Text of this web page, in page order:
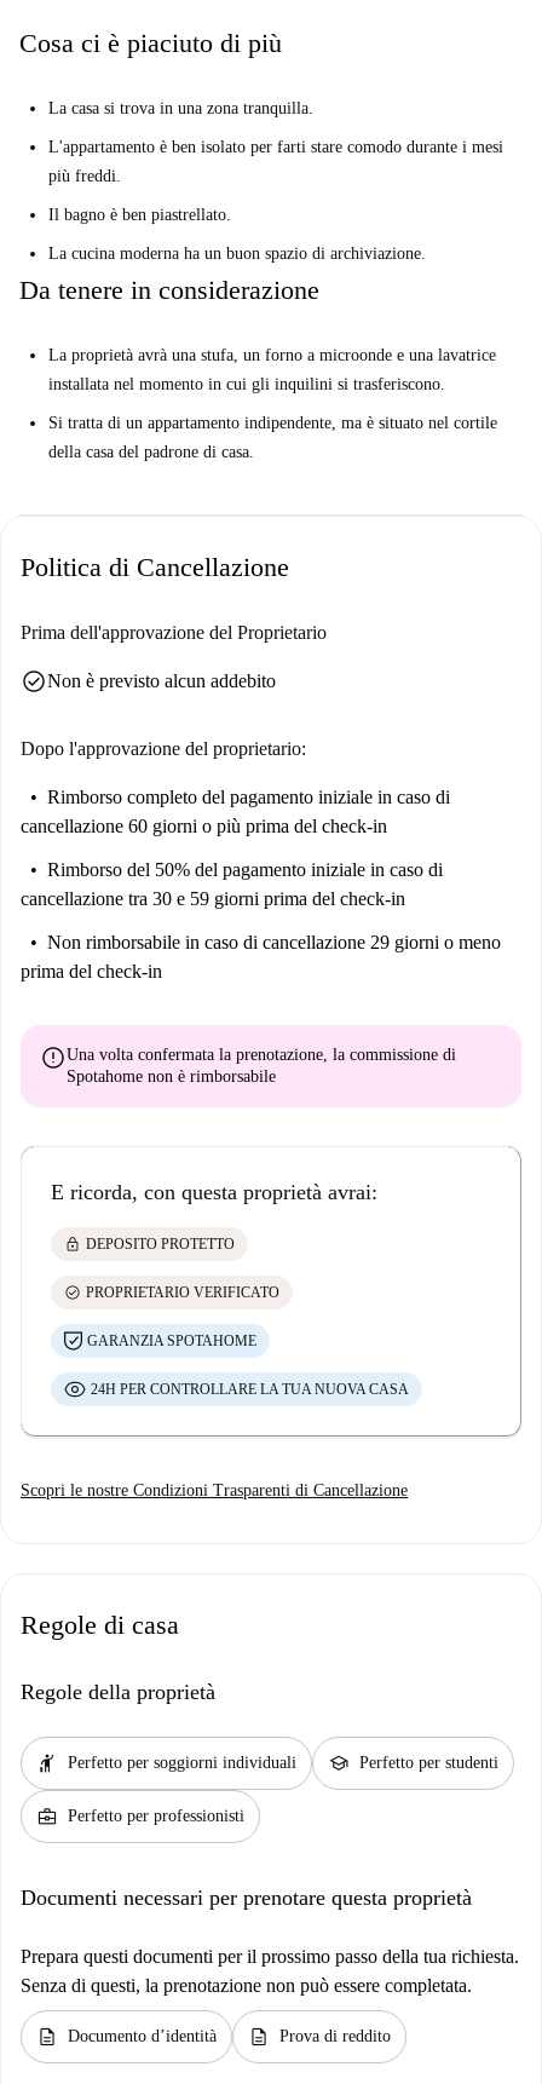
Cosa ci è piaciuto di più
La casa si trova in una zona tranquilla.
L'appartamento è ben isolato per farti stare comodo durante i mesi
più freddi.
Il bagno è ben piastrellato.
La cucina moderna ha un buon spazio di archiviazione.
Da tenere in considerazione
La proprietà avrà una stufa, un forno a microonde e una lavatrice
installata nel momento in cui gli inquilini si trasferiscono.
Si tratta di un appartamento indipendente, ma è situato nel cortile
della casa del padrone di casa.
Politica di Cancellazione
Prima dell'approvazione del Proprietario
check_circleNon è previsto alcun addebito
Dopo l'approvazione del proprietario:
Rimborso completo del pagamento iniziale in caso di
cancellazione 60 giorni o più prima del check-in
Rimborso del 50% del pagamento iniziale in caso di
cancellazione tra 30 e 59 giorni prima del check-in
Non rimborsabile in caso di cancellazione 29 giorni o meno
prima del check-in
errorUna volta confermata la prenotazione, la commissione di
Spotahome non è rimborsabile
E ricorda, con questa proprietà avrai:
lock DEPOSITO PROTETTO
check_circle PROPRIETARIO VERIFICATO
GARANZIA SPOTAHOME
24H PER CONTROLLARE LA TUA NUOVA CASA
Scopri le nostre Condizioni Trasparenti di Cancellazione
Regole di casa
Regole della proprietà
hail Perfetto per soggiorni individuali school Perfetto per studenti
business_center Perfetto per professionisti
Documenti necessari per prenotare questa proprietà
Prepara questi documenti per il prossimo passo della tua richiesta.
Senza di questi, la prenotazione non può essere completata.
description Documento d’identità description Prova di reddito